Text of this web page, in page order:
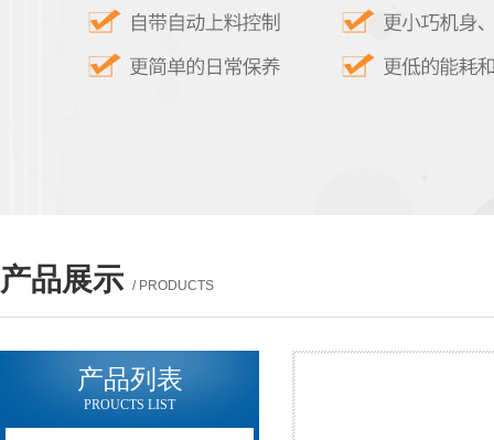
产品展示 / PRODUCTS
产品列表
PROUCTS LIST